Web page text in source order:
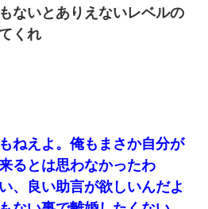
ないとありえないレベルの
くれ
ねえよ。俺もまさか自分が
るとは思わなかったわ
、良い助言が欲しいんだよ